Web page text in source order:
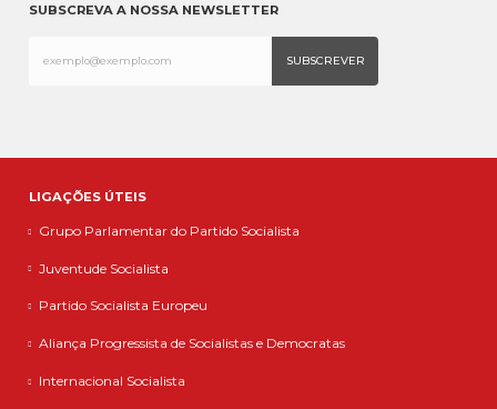
SUBSCREVA A NOSSA NEWSLETTER
LIGAÇÕES ÚTEIS
Grupo Parlamentar do Partido Socialista
Juventude Socialista
Partido Socialista Europeu
Aliança Progressista de Socialistas e Democratas
Internacional Socialista